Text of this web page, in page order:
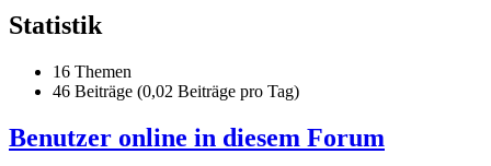
Statistik
16 Themen
46 Beiträge (0,02 Beiträge pro Tag)
Benutzer online in diesem Forum